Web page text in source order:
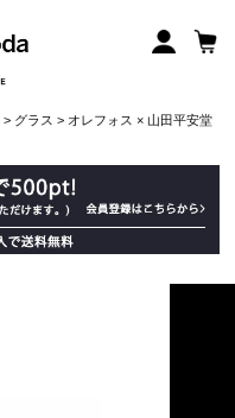
> グラス > オレフォス × 山田平安堂